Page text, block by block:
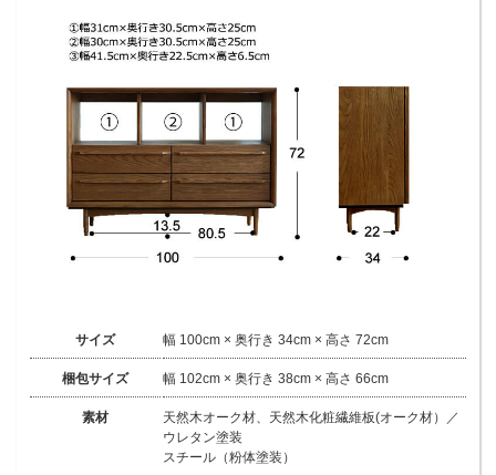
サイズ 幅 100cm × 奥行き 34cm × 高さ 72cm
梱包サイズ 幅 102cm × 奥行き 38cm × 高さ 66cm
素材
天然木オーク材、天然木化粧繊維板(オーク材）／
ウレタン塗装
スチール（粉体塗装）